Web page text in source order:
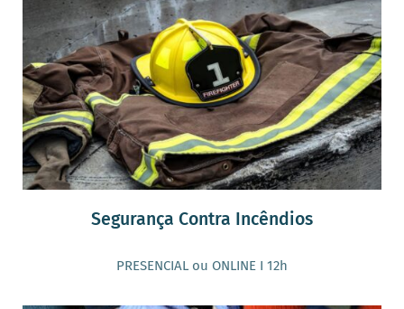
Segurança Contra Incêndios
PRESENCIAL ou ONLINE I 12h